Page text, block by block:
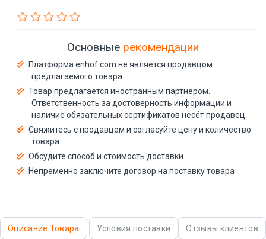
Основные рекомендации
Платформа enhof.com не является продавцом
предлагаемого товара
Товар предлагается иностранным партнёром.
Ответственность за достоверность информации и
наличие обязательных сертификатов несёт продавец
Свяжитесь с продавцом и согласуйте цену и количество
товара
Обсудите способ и стоимость доставки
Непременно заключите договор на поставку товара
Описание Товара Условия поставки Отзывы клиентов